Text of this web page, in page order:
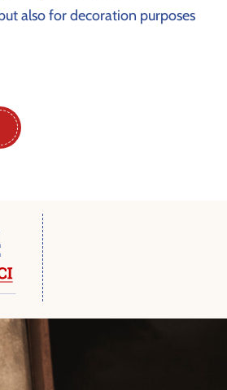
also for decoration purposes